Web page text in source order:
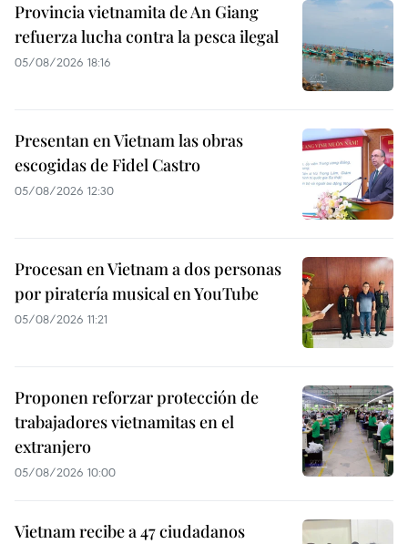
Provincia vietnamita de An Giang
refuerza lucha contra la pesca ilegal
05/08/2026 18:16
Presentan en Vietnam las obras
escogidas de Fidel Castro
05/08/2026 12:30
Procesan en Vietnam a dos personas
por piratería musical en YouTube
05/08/2026 11:21
Proponen reforzar protección de
trabajadores vietnamitas en el
extranjero
05/08/2026 10:00
Vietnam recibe a 47 ciudadanos